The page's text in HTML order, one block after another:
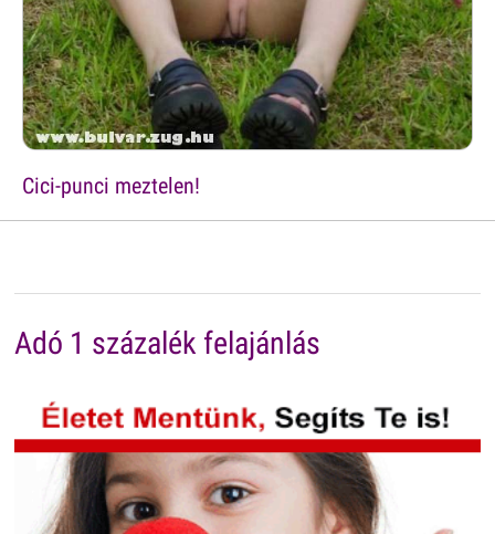
Cici-punci meztelen!
Adó 1 százalék felajánlás